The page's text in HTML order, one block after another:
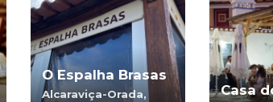
O Espalha Brasas
Alcaraviça-Orada,
Casa